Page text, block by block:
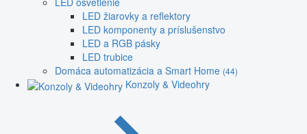
LED žiarovky a reflektory
LED komponenty a príslušenstvo
LED a RGB pásky
LED trubice
Domáca automatizácia a Smart Home (44)
Konzoly & Videohry